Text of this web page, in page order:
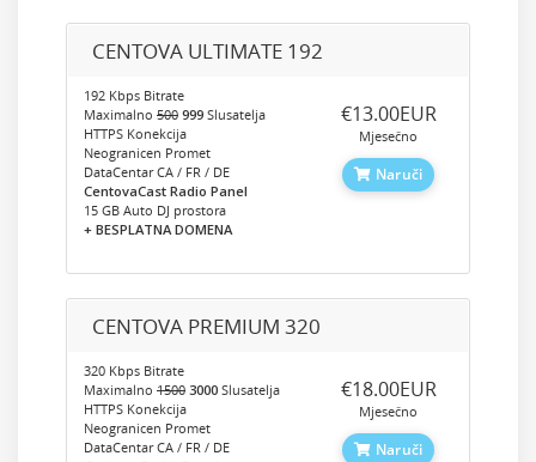
CENTOVA ULTIMATE 192
192 Kbps Bitrate
Maximalno 500 999 Slusatelja
HTTPS Konekcija
Neogranicen Promet
DataCentar CA / FR / DE
CentovaCast Radio Panel
15 GB Auto DJ prostora
+ BESPLATNA DOMENA
‎€13.00EUR
Mjesečno
Naruči
CENTOVA PREMIUM 320
320 Kbps Bitrate
Maximalno 1500 3000 Slusatelja
HTTPS Konekcija
Neogranicen Promet
DataCentar CA / FR / DE
‎€18.00EUR
Mjesečno
Naruči